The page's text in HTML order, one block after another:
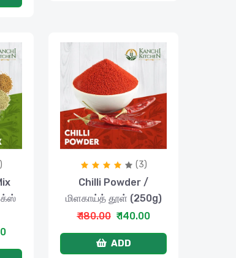
(3)
Chilli Powder /
மிளகாய்த் தூள் (250g)
₹ 180.00 ₹ 140.00
ADD